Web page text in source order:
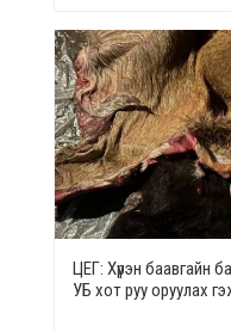
ЦЕГ: Хүрэн баавгайн
УБ хот руу оруулах